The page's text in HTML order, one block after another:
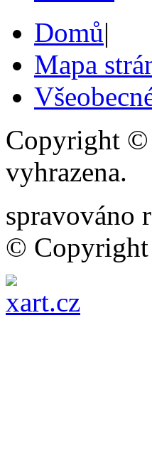
Domů|
Mapa
Copyright ©
vyhrazena.
spravováno
© Copyright